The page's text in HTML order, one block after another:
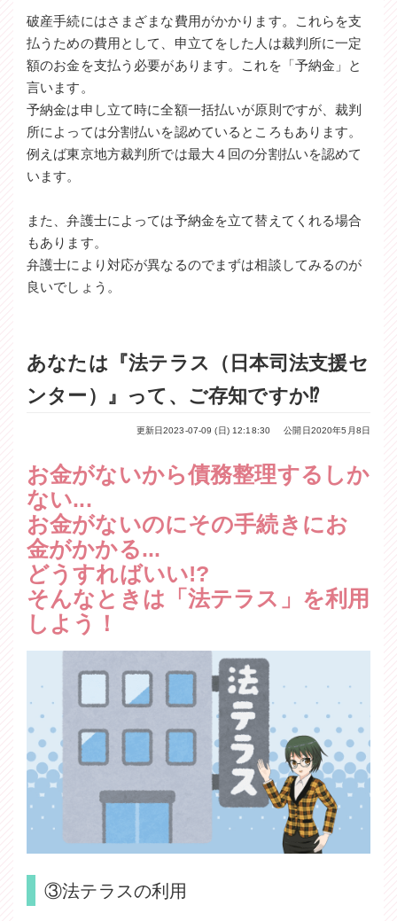
破産手続にはさまざまな費用がかかります。これらを支
払うための費用として、申立てをした人は裁判所に一定
額のお金を支払う必要があります。これを「予納金」と
言います。
予納金は申し立て時に全額一括払いが原則ですが、裁判
所によっては分割払いを認めているところもあります。
例えば東京地方裁判所では最大４回の分割払いを認めて
います。
また、弁護士によっては予納金を立て替えてくれる場合
もあります。
弁護士により対応が異なるのでまずは相談してみるのが
良いでしょう。
あなたは『法テラス（日本司法支援セ
ンター）』って、ご存知ですか⁉
更新日2023-07-09 (日) 12:18:30 公開日2020年5月8日
お金がないから債務整理するしか
ない...
お金がないのにその手続きにお
金がかかる...
どうすればいい!?
そんなときは「法テラス」を利用
しよう！
③法テラスの利用